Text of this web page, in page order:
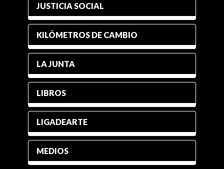
JUSTICIA SOCIAL
KILÓMETROS DE CAMBIO
LA JUNTA
LIBROS
LIGADEARTE
MEDIOS